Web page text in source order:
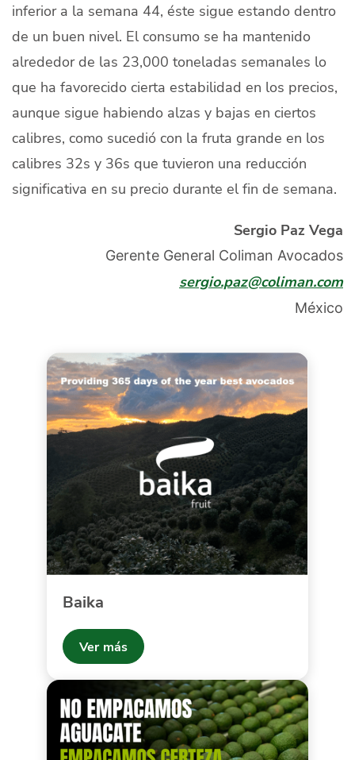
inferior a la semana 44, éste sigue estando dentro
de un buen nivel. El consumo se ha mantenido
alrededor de las 23,000 toneladas semanales lo
que ha favorecido cierta estabilidad en los precios,
aunque sigue habiendo alzas y bajas en ciertos
calibres, como sucedió con la fruta grande en los
calibres 32s y 36s que tuvieron una reducción
significativa en su precio durante el fin de semana.
Sergio Paz Vega
Gerente General Coliman Avocados
sergio.paz@coliman.com
México
Baika
Ver más